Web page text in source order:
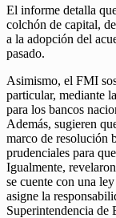
El informe detalla
colchón de capital,
a la adopción del
pasado.
Asimismo, el FMI
particular, mediante
para los bancos
Además, sugieren
marco de resolución
prudenciales para
Igualmente,
se cuente con una
asigne la
Superintendencia de